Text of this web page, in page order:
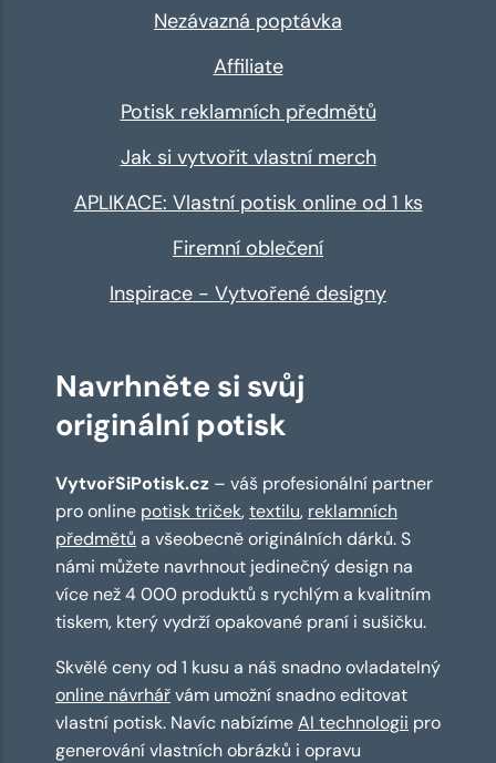
Nezávazná poptávka
Affiliate
Potisk reklamních předmětů
Jak si vytvořit vlastní merch
APLIKACE: Vlastní potisk online od 1 ks
Firemní oblečení
Inspirace - Vytvořené designy
Navrhněte si svůj
originální potisk
VytvořSiPotisk.cz – váš profesionální partner
pro online potisk triček,textilu, reklamních
předmětů a všeobecně originálních dárků. S
námi můžete navrhnout jedinečný design na
více než 4 000 produktů s rychlým a kvalitním
tiskem, který vydrží opakované praní i sušičku.
Skvělé ceny od 1 kusu a náš snadno ovladatelný
online návrhářvám umožní snadno editovat
vlastní potisk. Navíc nabízímeAI technologii pro
generování vlastních obrázků i opravu